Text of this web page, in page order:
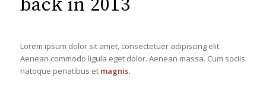
back in 2013
Lorem ipsum dolor sit amet, consectetuer adipiscing elit.
Aenean commodo ligula eget dolor. Aenean massa. Cum sociis
natoque penatibus et magnis.